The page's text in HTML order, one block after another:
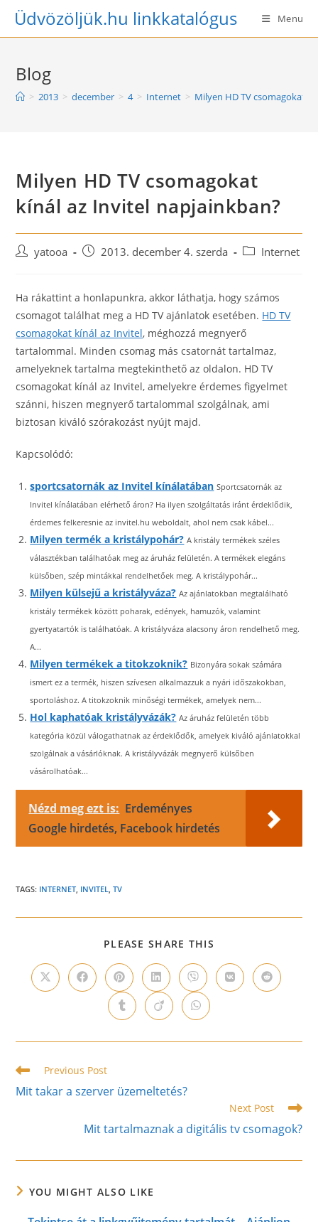
SkipÜdvözöljük.hu linkkatalógus Menu
Blog
> 2013 > december > 4 > Internet > Milyen HD TV csomagokat
Milyen HD TV csomagokat
kínál az Invitel napjainkban?
Postyatooa
Post2013. december 4. szerda
PostInternet
Ha rákattint a honlapunkra, akkor láthatja, hogy számos
csomagot találhat meg a HD TV ajánlatok esetében. HD TV
csomagokat kínál az Invitel, méghozzá megnyerő
tartalommal. Minden csomag más csatornát tartalmaz,
amelyeknek tartalma megtekinthető az oldalon. HD TV
csomagokat kínál az Invitel, amelyekre érdemes figyelmet
szánni, hiszen megnyerő tartalommal szolgálnak, ami
biztosan kiváló szórakozást nyújt majd.
Kapcsolódó:
sportcsatornák az Invitel kínálatában Sportcsatornák az
Invitel kínálatában elérhető áron? Ha ilyen szolgáltatás iránt érdeklődik,
érdemes felkeresnie az invitel.hu weboldalt, ahol nem csak kábel...
Milyen termék a kristálypohár? A kristály termékek széles
választékban találhatóak meg az áruház felületén. A termékek elegáns
külsőben, szép mintákkal rendelhetőek meg. A kristálypohár...
Milyen külsejű a kristályváza? Az ajánlatokban megtalálható
kristály termékek között poharak, edények, hamuzók, valamint
gyertyatartók is találhatóak. A kristályváza alacsony áron rendelhető meg.
A...
Milyen termékek a titokzoknik? Bizonyára sokak számára
ismert ez a termék, hiszen szívesen alkalmazzuk a nyári időszakokban,
sportoláshoz. A titokzoknik minőségi termékek, amelyek nem...
Hol kaphatóak kristályvázák? Az áruház felületén több
kategória közül válogathatnak az érdeklődők, amelyek kiváló ajánlatokkal
szolgálnak a vásárlóknak. A kristályvázák megnyerő külsőben
vásárolhatóak...
Nézd meg ezt is: Erdeményes
Google hirdetés, Facebook hirdetés
TAGS: INTERNET, INVITEL, TV
PLEASE SHARE THIS
CONTENT
Opens
in
Opens
in
window
Opens
in
a
new
window
Opens
in
a
new
window
Opens
in
a
new
window
Opens
in
Opens
in
Opens
in
new
Opens
in
new
Opens
in
new
Read
articles
Previous Post
Mit takar a szerver üzemeltetés?
Next Post
Mit tartalmaznak a digitális tv csomagok?
YOU MIGHT ALSO LIKE